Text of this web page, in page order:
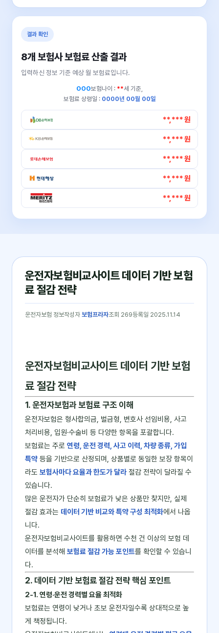
결과 확인
8개 보험사 보험료 산출 결과
입력하신 정보 기준 예상 월 보험료입니다.
OOO보험나이 : **세 기준,
보험료 상령일 : 0000년 00월 00일
**,*** 원
**,*** 원
**,*** 원
**,*** 원
**,*** 원
운전자보험비교사이트 데이터 기반 보험
료 절감 전략
운전자보험 정보작성자 보험프라자조회 269등록일 2025.11.14
운전자보험비교사이트 데이터 기반 보험
료 절감 전략
1. 운전자보험과 보험료 구조 이해
운전자보험은 형사합의금, 벌금형, 변호사 선임비용, 사고
처리비용, 입원·수술비 등 다양한 항목을 포괄합니다.
보험료는 주로 연령, 운전 경력, 사고 이력, 차량 종류, 가입
특약 등을 기반으로 산정되며, 상품별로 동일한 보장 항목이
라도 보험사마다 요율과 한도가 달라 절감 전략이 달라질 수
있습니다.
많은 운전자가 단순히 보험료가 낮은 상품만 찾지만, 실제
절감 효과는 데이터 기반 비교와 특약 구성 최적화에서 나옵
니다.
운전자보험비교사이트를 활용하면 수천 건 이상의 보험 데
이터를 분석해 보험료 절감 가능 포인트를 확인할 수 있습니
다.
2. 데이터 기반 보험료 절감 전략 핵심 포인트
2‑1. 연령·운전 경력별 요율 최적화
보험료는 연령이 낮거나 초보 운전자일수록 상대적으로 높
게 책정됩니다.